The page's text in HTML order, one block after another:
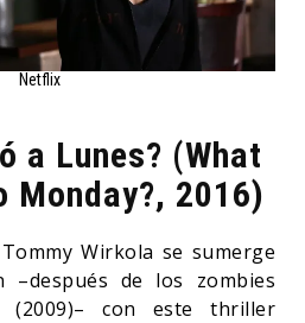
Netflix
a Lunes? (What
Monday?, 2016)
Wirkola se sumerge
–después de los zombies
con este thriller